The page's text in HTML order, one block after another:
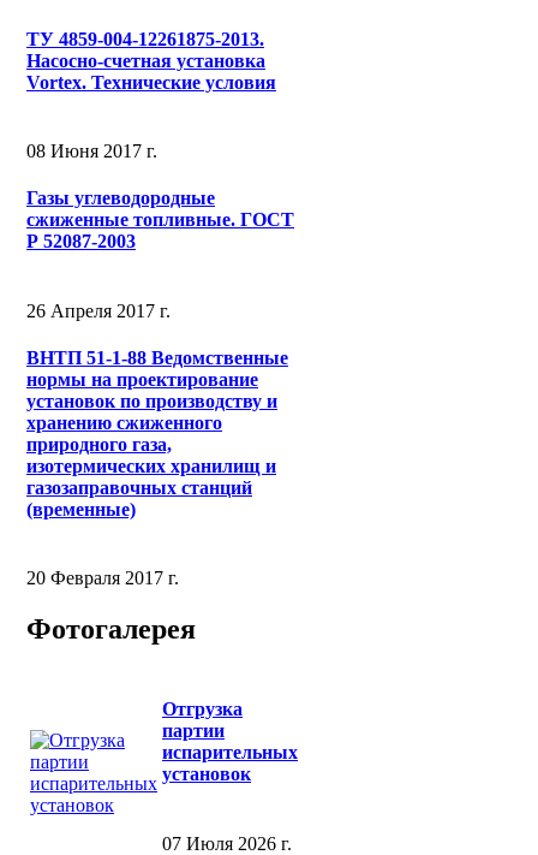
ТУ 4859-004-12261875-2013.
Насосно-счетная установка
Vortex. Технические условия
08 Июня 2017 г.
Газы углеводородные
сжиженные топливные. ГОСТ
Р 52087-2003
26 Апреля 2017 г.
ВНТП 51-1-88 Ведомственные
нормы на проектирование
установок по производству и
хранению сжиженного
природного газа,
изотермических хранилищ и
газозаправочных станций
(временные)
20 Февраля 2017 г.
Фотогалерея
Отгрузка
партии
испарительных
установок
07 Июля 2026 г.